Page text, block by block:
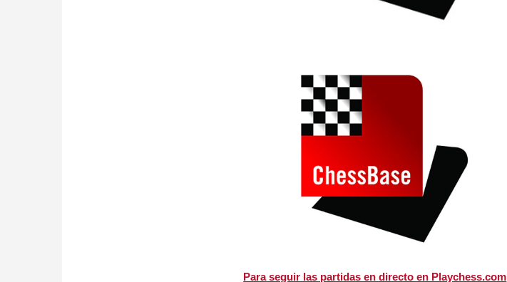
Para seguir las partidas en directo en Playchess.com